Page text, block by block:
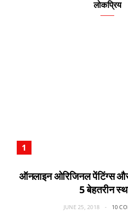
लोकप्रिय
ऑनलाइन ओरिजिनल पेंटिंग्स
5 बेहतरीन
JUNE 25, 2018 10